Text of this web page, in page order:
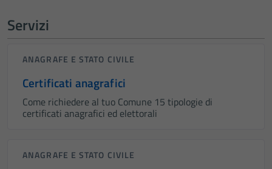
Servizi
ANAGRAFE E STATO CIVILE
Certificati anagrafici
Come richiedere al tuo Comune 15 tipologie di
certificati anagrafici ed elettorali
ANAGRAFE E STATO CIVILE